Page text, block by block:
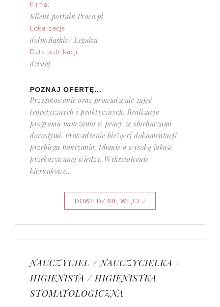
Firma:
Klient portalu Praca.pl
Lokalizacja:
dolnośląskie/ Legnica
Data publikacji:
dzisiaj
POZNAJ OFERTĘ...
Przygotowanie oraz prowadzenie zajęć
teoretycznych i praktycznych. Realizacja
programu nauczania w pracy ze słuchaczami
dorosłymi. Prowadzenie bieżącej dokumentacji
przebiegu nauczania. Dbanie o wysoką jakość
przekazywanej wiedzy. Wykształcenie
kierunkowe...
NAUCZYCIEL / NAUCZYCIELKA -
HIGIENISTA / HIGIENISTKA
STOMATOLOGICZNA